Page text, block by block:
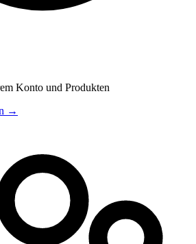
Konto und Produkten
→